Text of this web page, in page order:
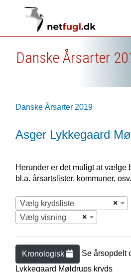
Danske Årsarter
Danske Årsarter 2019
Asger Lykkegaard
Herunder er det muligt at vælge
bl.a. årsartslister, kommuner, osv.
×
Vælg krydsliste
×
Vælg visning
Kronologisk Se årsopdelt
Lykkegaard Møldrups kryds